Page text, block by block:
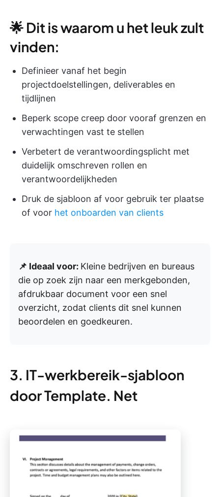
🌟 Dit is waarom u het leuk zult
vinden:
Definieer vanaf het begin
projectdoelstellingen, deliverables en
tijdlijnen
Beperk scope creep door vooraf grenzen en
verwachtingen vast te stellen
Verbetert de verantwoordingsplicht met
duidelijk omschreven rollen en
verantwoordelijkheden
Druk de sjabloon af voor gebruik ter plaatse
of voor het onboarden van clients
📌 Ideaal voor: Kleine bedrijven en bureaus
die op zoek zijn naar een merkgebonden,
afdrukbaar document voor een snel
overzicht, zodat clients dit snel kunnen
beoordelen en goedkeuren.
3. IT-werkbereik-sjabloon
door Template. Net